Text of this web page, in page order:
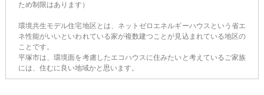
ため制限はあります）
環境共生モデル住宅地区とは、ネットゼロエネルギーハウスという省エ
ネ性能がいいといわれている家が複数建つことが見込まれている地区の
ことです。
平塚市は、環境面を考慮したエコハウスに住みたいと考えているご家族
には、住むに良い地域かと思います。